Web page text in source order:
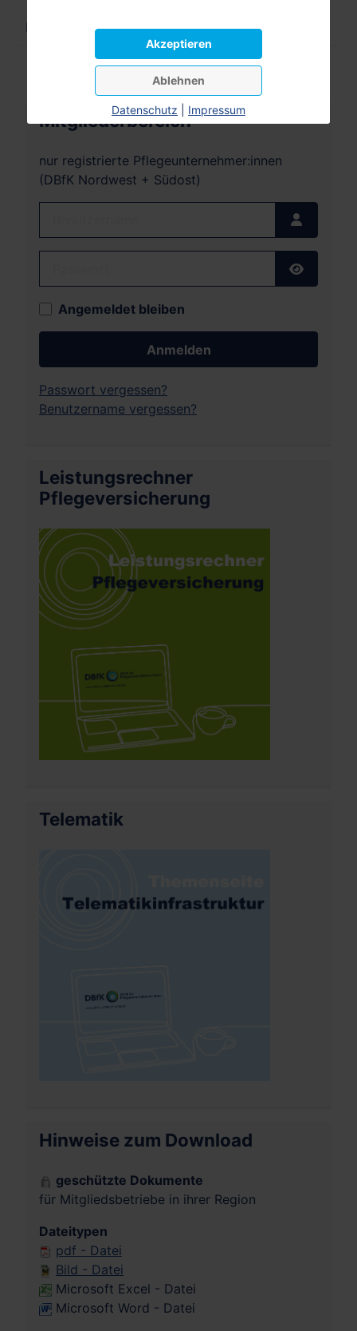
DIN A2-FormatStand: Juli 2020
Mitgliederbereich
nur registrierte Pflegeunternehmer:innen
(DBfK Nordwest + Südost)
Angemeldet bleiben
Anmelden
Passwort vergessen?
Benutzername vergessen?
Leistungsrechner
Pflegeversicherung
Telematik
Hinweise zum Download
geschützte Dokumente
für Mitgliedsbetriebe in ihrer Region
Dateitypen
pdf - Datei
Bild - Datei
Microsoft Excel - Datei
Microsoft Word - Datei
Akzeptieren
Ablehnen
Datenschutz Impressum